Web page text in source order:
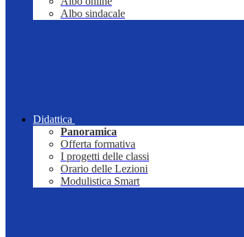
Albo sindacale
Didattica
Panoramica
Offerta formativa
I progetti delle classi
Orario delle Lezioni
Modulistica Smart